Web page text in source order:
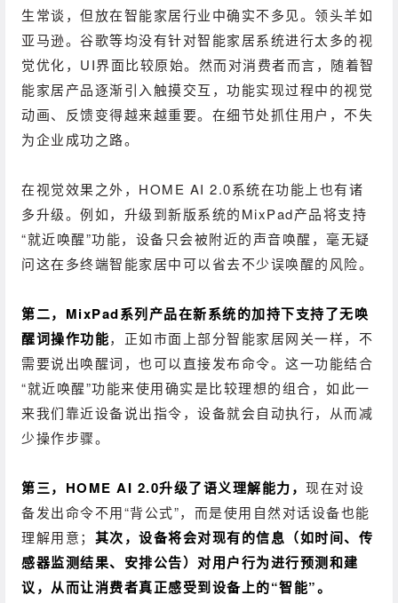
生常谈，但放在智能家居行业中确实不多见。 领头羊如
亚马逊。 谷歌等均没有针对智能家居系统进行太多的视
觉优化，UI界面比较原始。 然而对消费者而言，随着智
能家居产品逐渐引入触摸交互，功能实现过程中的视觉
动画、反馈变得越来越重要。 在细节处抓住用户，不失
为企业成功之路。
在视觉效果之外，HOME AI 2.0系统在功能上也有诸
多升级。 例如，升级到新版系统的MixPad产品将支持
“就近唤醒”功能，设备只会被附近的声音唤醒，毫无疑
问这在多终端智能家居中可以省去不少误唤醒的风险。
第二，MixPad系列产品在新系统的加持下支持了无唤
醒词操作功能，正如市面上部分智能家居网关一样，不
需要说出唤醒词，也可以直接发布命令。 这一功能结合
“就近唤醒”功能来使用确实是比较理想的组合，如此一
来我们靠近设备说出指令，设备就会自动执行，从而减
少操作步骤。
第三，HOME AI 2.0升级了语义理解能力， 现在对设
备发出命令不用“背公式”，而是使用自然对话设备也能
理解用意； 其次，设备将会对现有的信息（如时间、传
感器监测结果、安排公告）对用户行为进行预测和建
议，从而让消费者真正感受到设备上的“智能”。